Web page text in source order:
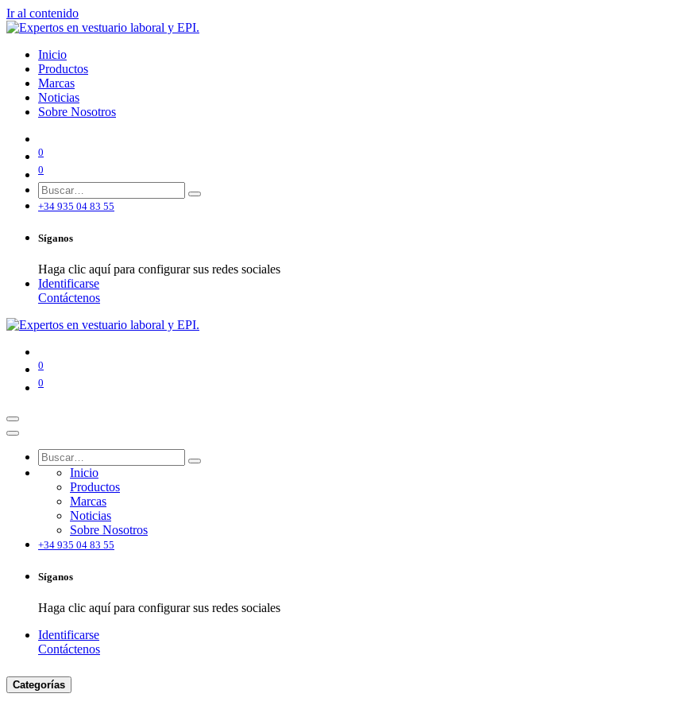
Ir al contenido
Inicio
Productos
Marcas
Noticias
Sobre Nosotros
0
0
+34 935 04 83 55
Síganos
Haga clic aquí para configurar sus redes sociales
Identificarse
Contáctenos
0
0
Inicio
Productos
Marcas
Noticias
Sobre Nosotros
+34 935 04 83 55
Síganos
Haga clic aquí para configurar sus redes sociales
Identificarse
Contáctenos
Categorías